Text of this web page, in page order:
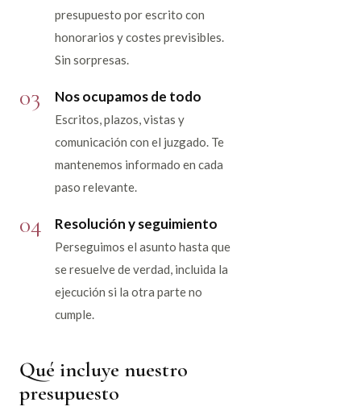
presupuesto por escrito con
honorarios y costes previsibles.
Sin sorpresas.
03 Nos ocupamos de todo
Escritos, plazos, vistas y
comunicación con el juzgado. Te
mantenemos informado en cada
paso relevante.
04 Resolución y seguimiento
Perseguimos el asunto hasta que
se resuelve de verdad, incluida la
ejecución si la otra parte no
cumple.
Qué incluye nuestro
presupuesto